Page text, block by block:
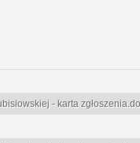
- karta